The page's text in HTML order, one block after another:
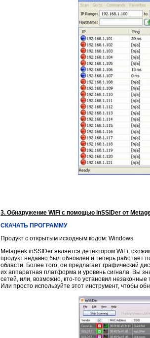
3. Обнаружение WiFi с помощью inSSIDer от
СКАЧАТЬ ПРОГРАММУ
Продукт с открытым исходным кодом: Windows
Metageek inSSIDer является детектором WiFi,
продукт недавно был обновлен и теперь работает
области. Более того, он предлагает графический
их аппаратная платформа и уровень сигнала. Вы
сетей, или, возможно, кто-то установил
Или просто используйте этот инструмент, чтобы